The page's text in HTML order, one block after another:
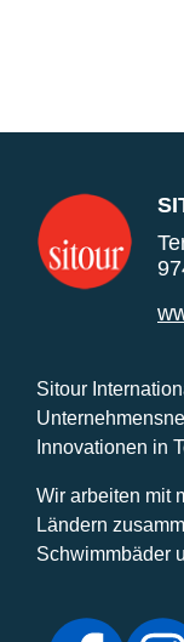
Sitour
Innovationen in
Wir arbeiten mit
Ländern
Schwimmbäder